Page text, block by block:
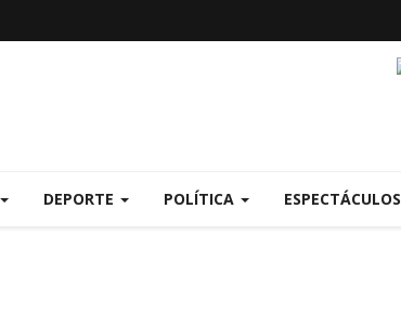
DEPORTE POLÍTICA ESPECTÁCULOS